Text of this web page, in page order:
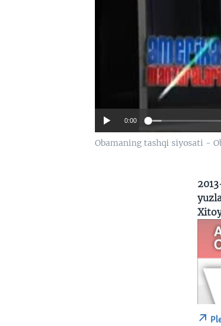
0:00
Obamaning tashqi siyosati -